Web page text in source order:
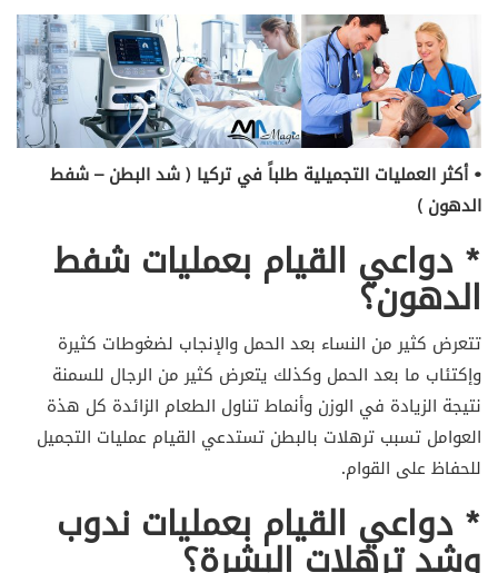
• أكثر العمليات التجميلية طلباً في تركيا ( شد البطن – شفط
الدهون )
* دواعي القيام بعمليات شفط
الدهون؟
تتعرض كثير من النساء بعد الحمل والإنجاب لضغوطات كثيرة
وإكتئاب ما بعد الحمل وكذلك يتعرض كثير من الرجال للسمنة
نتيجة الزيادة في الوزن وأنماط تناول الطعام الزائدة كل هذة
العوامل تسبب ترهلات بالبطن تستدعي القيام عمليات التجميل
للحفاظ على القوام.
* دواعي القيام بعمليات ندوب